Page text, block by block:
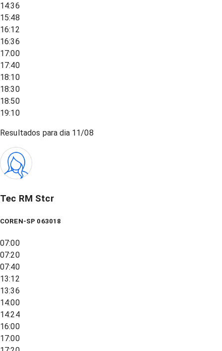
14:36
15:48
16:12
16:36
17:00
17:40
18:10
18:30
18:50
19:10
Resultados para dia 11/08
Tec RM Stcr
COREN-SP 063018
07:00
07:20
07:40
13:12
13:36
14:00
14:24
16:00
17:00